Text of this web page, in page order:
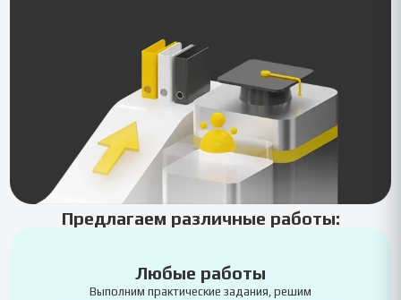
Предлагаем различные работы:
Любые работы
Выполним практические задания, решим